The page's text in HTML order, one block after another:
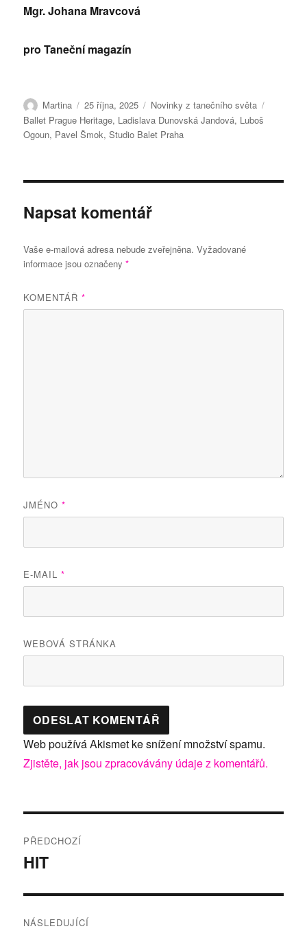
Mgr. Johana Mravcová
pro Taneční magazín
Autor:
Martina Publikováno:
25 října, 2025 Rubriky:
Novinky z tanečního světa
Ballet Prague Heritage, Ladislava Dunovská Jandová, Luboš
Ogoun, Pavel Šmok,Studio Balet Praha
Napsat komentář
Vaše e-mailová adresa nebude zveřejněna. Vyžadované
informace jsou označeny*
KOMENTÁŘ*
JMÉNO*
E-MAIL*
WEBOVÁ STRÁNKA
Web používá Akismet ke snížení množství spamu.
Zjistěte, jak jsou zpracovávány údaje z komentářů.
pro
PŘEDCHOZÍ
Předchozí
HIT
NÁSLEDUJÍCÍ